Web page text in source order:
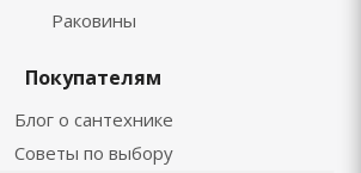
Раковины
Покупателям
Блог о сантехнике
Советы по выбору